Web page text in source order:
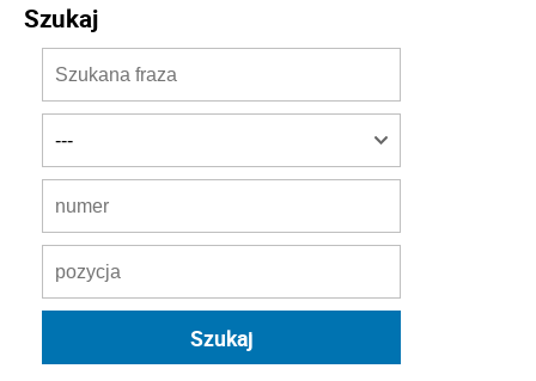
Szukaj